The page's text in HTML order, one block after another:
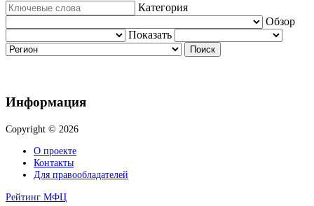
Категория
Обзор
Показать
Поиск
Информация
Copyright © 2026
О проекте
Контакты
Для правообладателей
Рейтинг МФЦ